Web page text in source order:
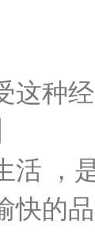
这种
活 ，
快的